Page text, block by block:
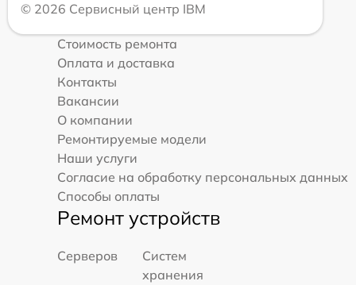
© 2026 Сервисный центр IBM
Стоимость ремонта
Оплата и доставка
Контакты
Вакансии
О компании
Ремонтируемые модели
Наши услуги
Согласие на обработку персональных данных
Способы оплаты
Ремонт устройств
Серверов
Систем
хранения